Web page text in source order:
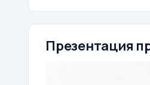
Презентация